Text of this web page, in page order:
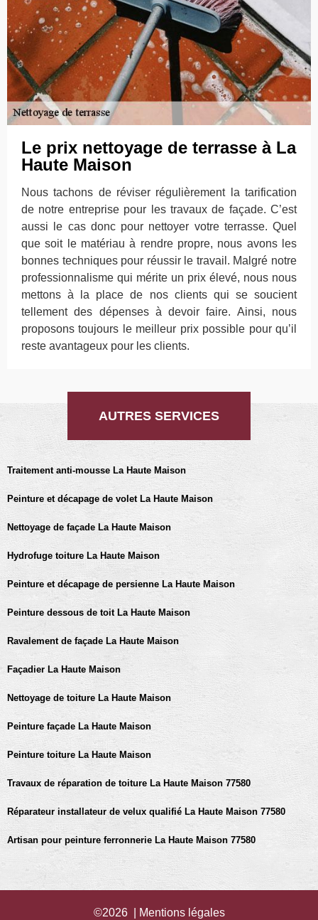
Le prix nettoyage de terrasse à La
Haute Maison
Nous tachons de réviser régulièrement la tarification
de notre entreprise pour les travaux de façade. C’est
aussi le cas donc pour nettoyer votre terrasse. Quel
que soit le matériau à rendre propre, nous avons les
bonnes techniques pour réussir le travail. Malgré notre
professionnalisme qui mérite un prix élevé, nous nous
mettons à la place de nos clients qui se soucient
tellement des dépenses à devoir faire. Ainsi, nous
proposons toujours le meilleur prix possible pour qu’il
reste avantageux pour les clients.
AUTRES SERVICES
Traitement anti-mousse La Haute Maison
Peinture et décapage de volet La Haute Maison
Nettoyage de façade La Haute Maison
Hydrofuge toiture La Haute Maison
Peinture et décapage de persienne La Haute Maison
Peinture dessous de toit La Haute Maison
Ravalement de façade La Haute Maison
Façadier La Haute Maison
Nettoyage de toiture La Haute Maison
Peinture façade La Haute Maison
Peinture toiture La Haute Maison
Travaux de réparation de toiture La Haute Maison 77580
Réparateur installateur de velux qualifié La Haute Maison 77580
Artisan pour peinture ferronnerie La Haute Maison 77580
©2026 | Mentions légales